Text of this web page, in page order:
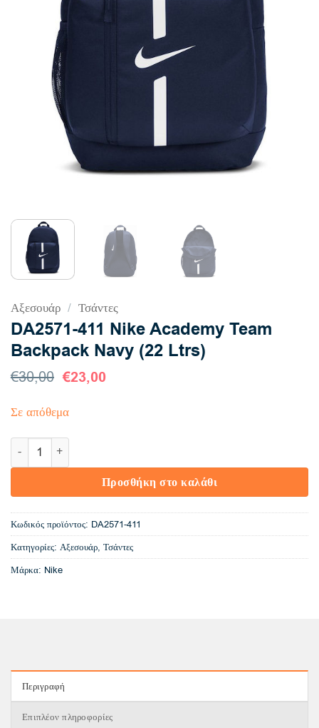
Αξεσουάρ / Τσάντες
DA2571-411 Nike Academy Team
Backpack Navy (22 Ltrs)
€30,00 Original
price
€30,00.
€23,00
Σε απόθεμα
DA2571-411 Nike Academy Team Backpack Navy (22 Ltrs)
Προσθήκη στο καλάθι
Κωδικός προϊόντος: DA2571-411
Κατηγορίες: Αξεσουάρ, Τσάντες
Μάρκα: Nike
Περιγραφή
Επιπλέον πληροφορίες